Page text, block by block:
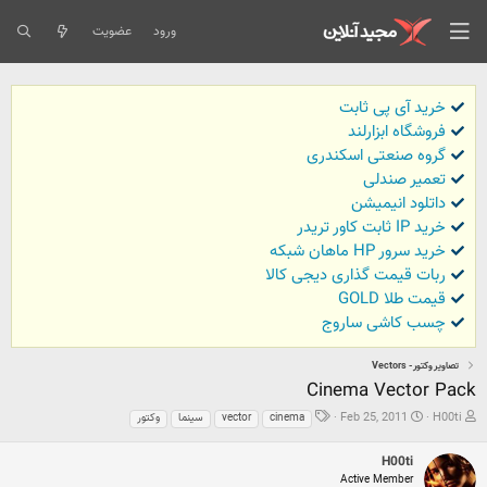
ورود عضویت
خرید آی پی ثابت
فروشگاه ابزارلند
گروه صنعتی اسکندری
تعمیر صندلی
داتلود انیمیشن
خرید IP ثابت کاور تریدر
خرید سرور HP ماهان شبکه
ربات قیمت گذاری دیجی کالا
قیمت طلا GOLD
چسب کاشی ساروج
تصاویر وكتور - Vectors
Cinema Vector Pack
ش
ع
ک
H00ti
ت
ی
خ
Feb 25, 2011
ب cinema
vector سینما وکتور
H00ti
Active Member